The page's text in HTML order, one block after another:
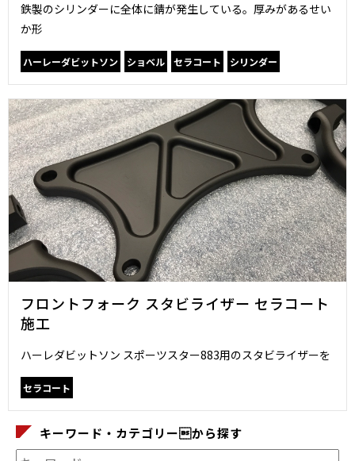
鉄製のシリンダーに全体に錆が発生している。厚みがあるせい
か形
ハーレーダビットソン ショベル セラコート シリンダー
フロントフォーク スタビライザー セラコート
施工
ハーレダビットソン スポーツスター883用のスタビライザーを
セラコート
キーワード・カテゴリーから探す